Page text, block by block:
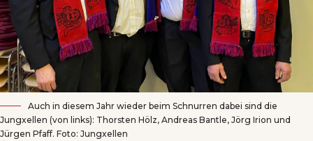
Auch in diesem Jahr wieder beim Schnurren dabei sind die
Jungxellen (von links): Thorsten Hölz, Andreas Bantle, Jörg Irion und
Jürgen Pfaff. Foto: Jungxellen